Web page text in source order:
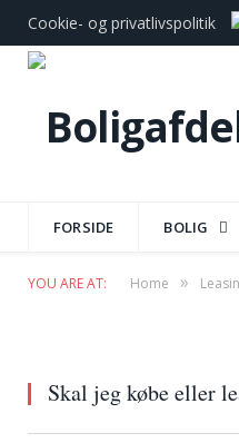
Cookie- og privatlivspolitik
FORSIDE BOLIG
YOU ARE AT: Home »
Skal jeg købe eller